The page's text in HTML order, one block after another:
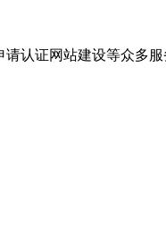
认证网站建设等众多服